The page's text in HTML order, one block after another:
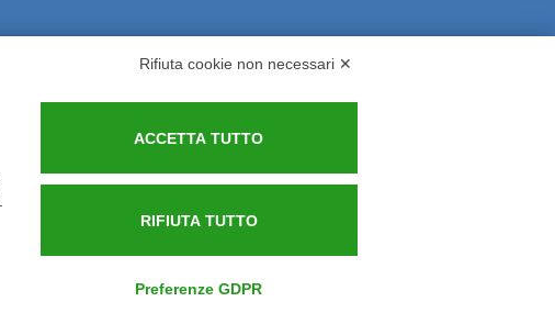
Rimborsi ed Indennizzi Contatti
Rifiuta cookie non necessari ✕
ACCETTA TUTTO
RIFIUTA TUTTO
Preferenze GDPR